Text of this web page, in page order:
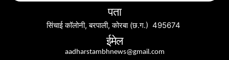
पता
सिंचाई कॉलोनी, बरपाली, कोरबा (छ.ग.) 495674
ईमेल
aadharstambhnews@gmail.com